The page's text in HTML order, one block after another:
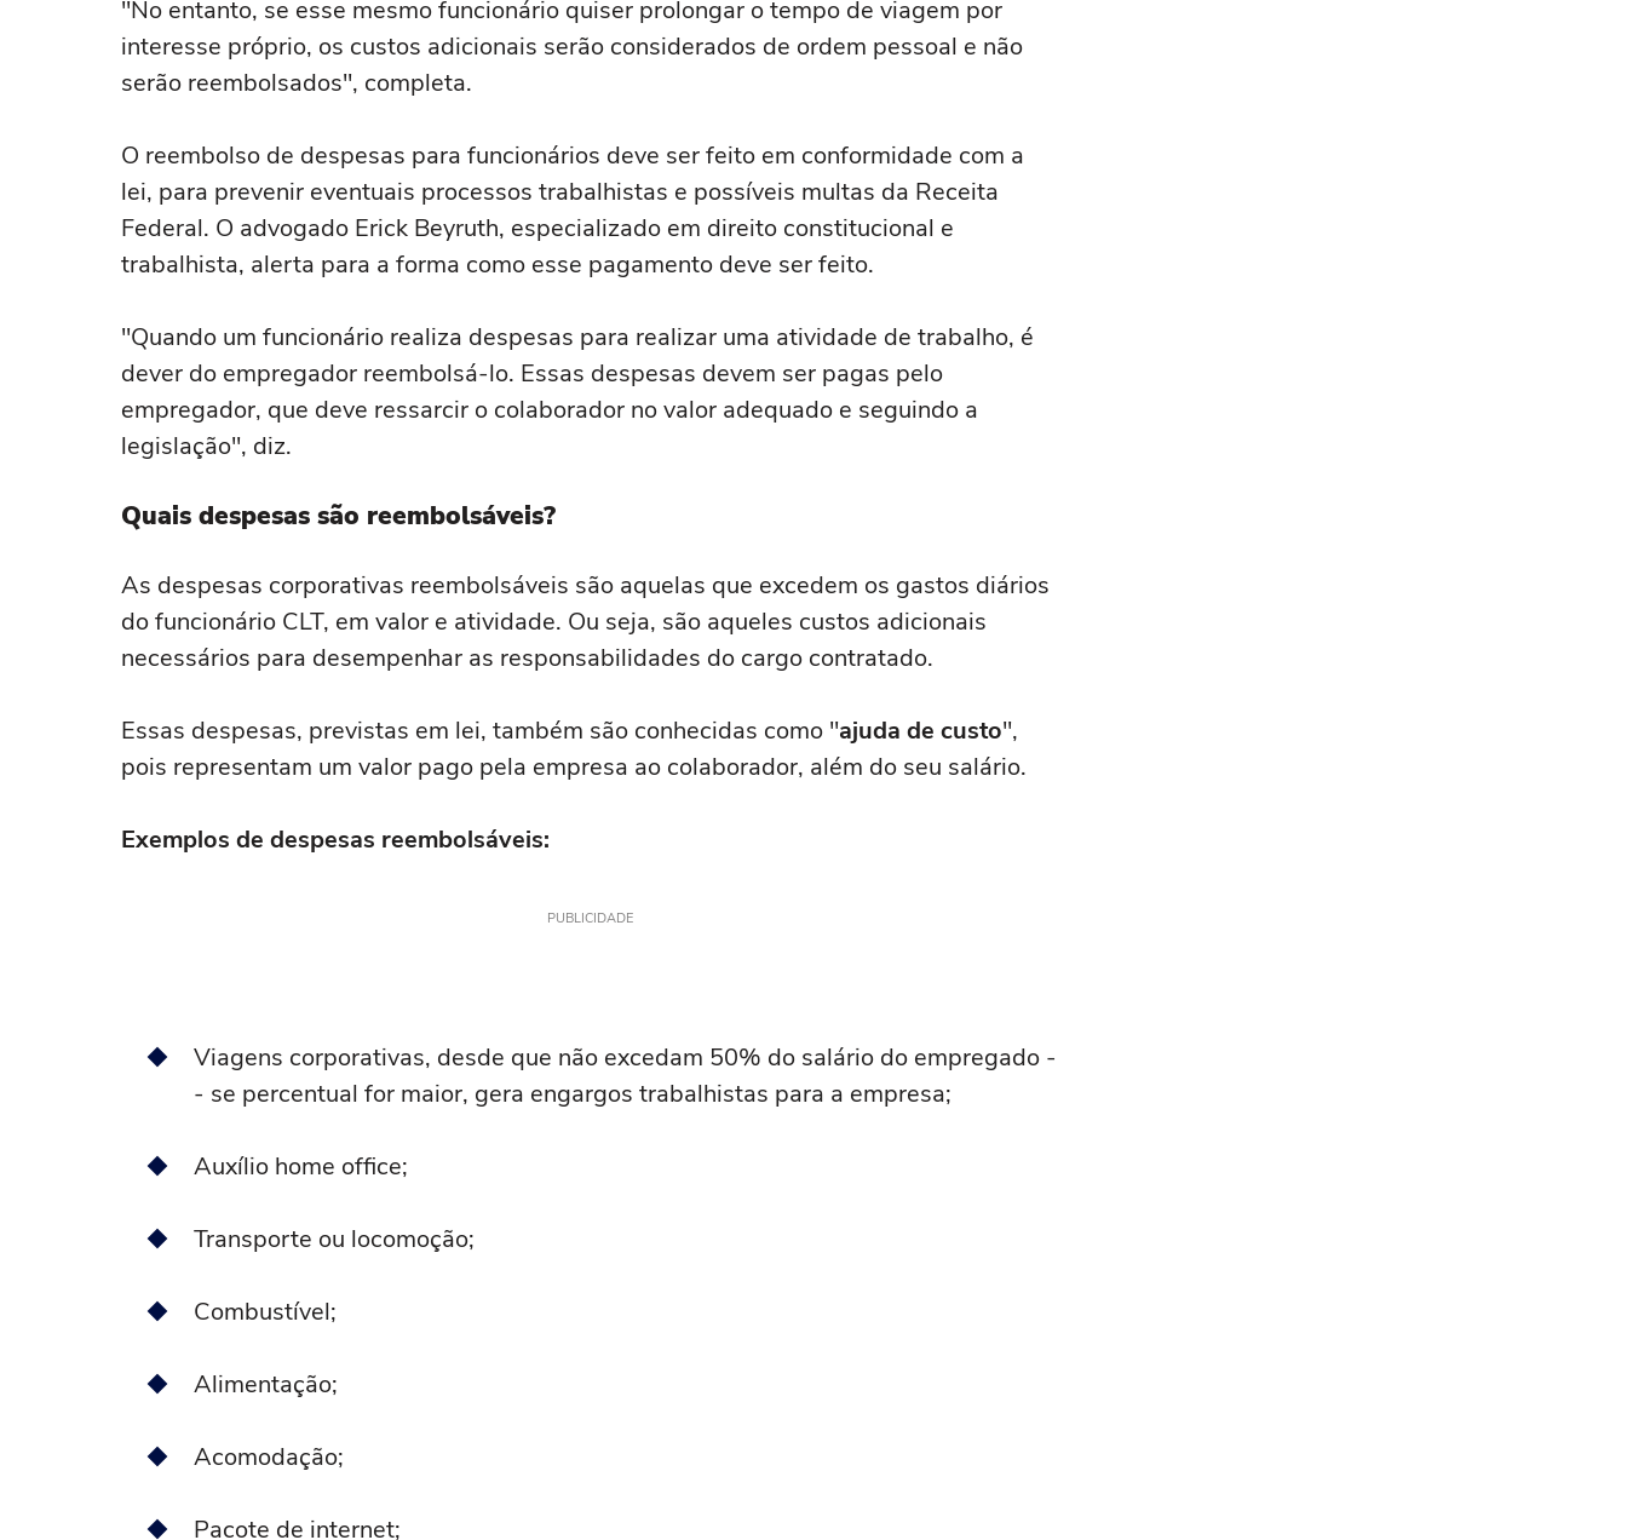
"No entanto, se esse mesmo funcionário quiser prolongar o tempo de viagem por
interesse próprio, os custos adicionais serão considerados de ordem pessoal e não
serão reembolsados", completa.
O reembolso de despesas para funcionários deve ser feito em conformidade com a
lei, para prevenir eventuais processos trabalhistas e possíveis multas da Receita
Federal. O advogado Erick Beyruth, especializado em direito constitucional e
trabalhista, alerta para a forma como esse pagamento deve ser feito.
"Quando um funcionário realiza despesas para realizar uma atividade de trabalho, é
dever do empregador reembolsá-lo. Essas despesas devem ser pagas pelo
empregador, que deve ressarcir o colaborador no valor adequado e seguindo a
legislação", diz.
Quais despesas são reembolsáveis?
As despesas corporativas reembolsáveis são aquelas que excedem os gastos diários
do funcionário CLT, em valor e atividade. Ou seja, são aqueles custos adicionais
necessários para desempenhar as responsabilidades do cargo contratado.
Essas despesas, previstas em lei, também são conhecidas como "ajuda de custo",
pois representam um valor pago pela empresa ao colaborador, além do seu salário.
Exemplos de despesas reembolsáveis:
PUBLICIDADE
Viagens corporativas, desde que não excedam 50% do salário do empregado -
- se percentual for maior, gera engargos trabalhistas para a empresa;
Auxílio home office;
Transporte ou locomoção;
Combustível;
Alimentação;
Acomodação;
Pacote de internet;